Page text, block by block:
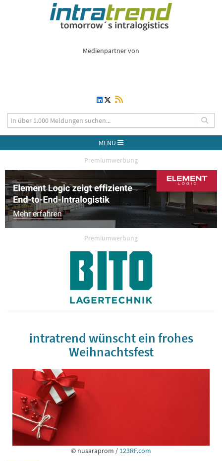
Medienpartner von
MENU
Premiumwerbung
Premiumwerbung
intratrend wünscht ein frohes
Weihnachtsfest